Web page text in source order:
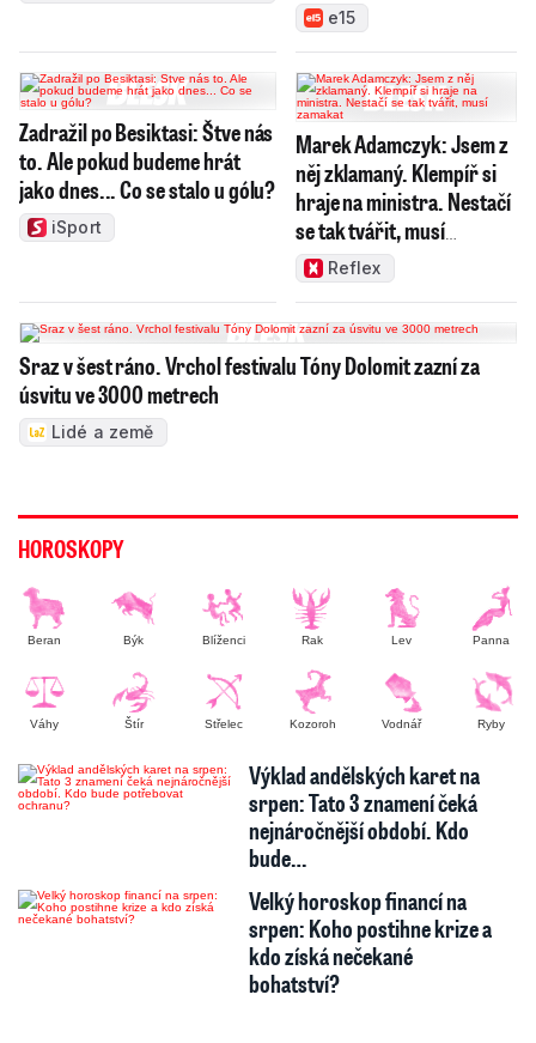
e15
Zadražil po Besiktasi: Štve nás
to. Ale pokud budeme hrát
jako dnes... Co se stalo u gólu?
iSport
Marek Adamczyk: Jsem z
něj zklamaný. Klempíř si
hraje na ministra. Nestačí
se tak tvářit, musí
zamakat
Reflex
Sraz v šest ráno. Vrchol festivalu Tóny Dolomit zazní za
úsvitu ve 3000 metrech
Lidé a země
HOROSKOPY
Beran Býk Blíženci Rak Lev Panna
Váhy Štír Střelec Kozoroh Vodnář Ryby
Výklad andělských karet na
srpen: Tato 3 znamení čeká
nejnáročnější období. Kdo
bude…
Velký horoskop financí na
srpen: Koho postihne krize a
kdo získá nečekané
bohatství?